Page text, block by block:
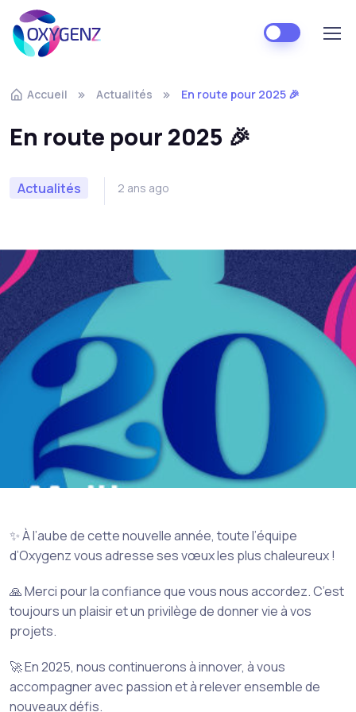
Skip to navigation
Skip to content
Accueil Actualités En route pour 2025 🎉
En route pour 2025 🎉
Actualités 2 ans ago
✨ À l’aube de cette nouvelle année, toute l’équipe
d’Oxygenz vous adresse ses vœux les plus chaleureux !
🙏 Merci pour la confiance que vous nous accordez. C’est
toujours un plaisir et un privilège de donner vie à vos
projets.
🚀 En 2025, nous continuerons à innover, à vous
accompagner avec passion et à relever ensemble de
nouveaux défis.